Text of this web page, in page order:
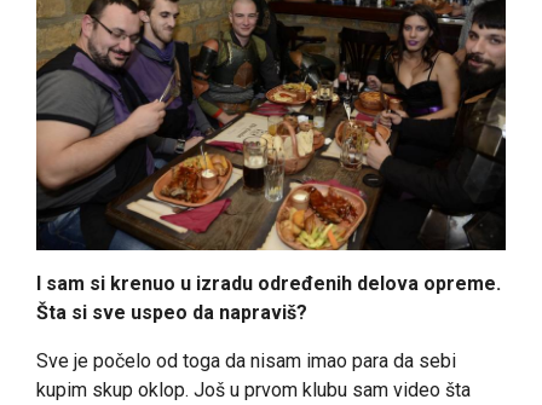
I sam si krenuo u izradu određenih delova opreme.
Šta si sve uspeo da napraviš?
Sve je počelo od toga da nisam imao para da sebi
kupim skup oklop. Još u prvom klubu sam video šta